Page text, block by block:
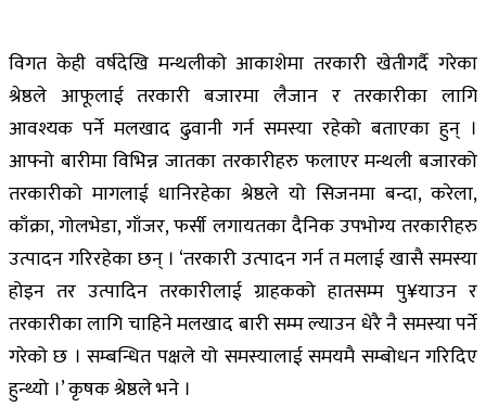
विगत केही वर्षदेखि मन्थलीको आकाशेमा तरकारी खेतीगर्दै गरेका
श्रेष्ठले आफूलाई तरकारी बजारमा लैजान र तरकारीका लागि
आवश्यक पर्ने मलखाद ढुवानी गर्न समस्या रहेको बताएका हुन् ।
आफ्नो बारीमा विभिन्न जातका तरकारीहरु फलाएर मन्थली बजारको
तरकारीको मागलाई धानिरहेका श्रेष्ठले यो सिजनमा बन्दा, करेला,
काँक्रा, गोलभेडा, गाँजर, फर्सी लगायतका दैनिक उपभोग्य तरकारीहरु
उत्पादन गरिरहेका छन् । ‘तरकारी उत्पादन गर्न त मलाई खासै समस्या
होइन तर उत्पादिन तरकारीलाई ग्राहकको हातसम्म पु¥याउन र
तरकारीका लागि चाहिने मलखाद बारी सम्म ल्याउन धेरै नै समस्या पर्ने
गरेको छ । सम्बन्धित पक्षले यो समस्यालाई समयमै सम्बोधन गरिदिए
हुन्थ्यो ।’ कृषक श्रेष्ठले भने ।